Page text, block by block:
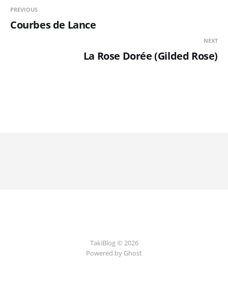
PREVIOUS
Courbes de Lance
NEXT
La Rose Dorée (Gilded Rose)
TakiBlog © 2026
Powered by Ghost